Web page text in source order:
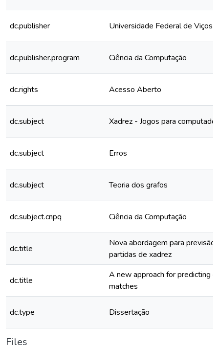
dc.publisher Universidade Federal de Viçosa
dc.publisher.program Ciência da Computação
dc.rights Acesso Aberto
dc.subject Xadrez - Jogos para computador
dc.subject Erros
dc.subject Teoria dos grafos
dc.subject.cnpq Ciência da Computação
dc.title
Nova abordagem para previsão
partidas de xadrez
dc.title
A new approach for predicting
matches
dc.type Dissertação
Files